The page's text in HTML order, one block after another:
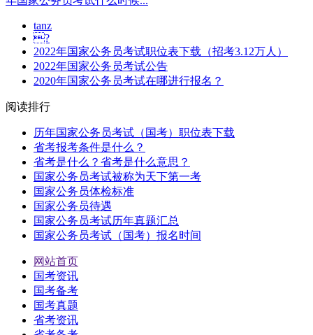
tanz
?
2022年国家公务员考试职位表下载（招考3.12万人）
2022年国家公务员考试公告
2020年国家公务员考试在哪进行报名？
阅读排行
历年国家公务员考试（国考）职位表下载
省考报考条件是什么？
省考是什么？省考是什么意思？
国家公务员考试被称为天下第一考
国家公务员体检标准
国家公务员待遇
国家公务员考试历年真题汇总
国家公务员考试（国考）报名时间
网站首页
国考资讯
国考备考
国考真题
省考资讯